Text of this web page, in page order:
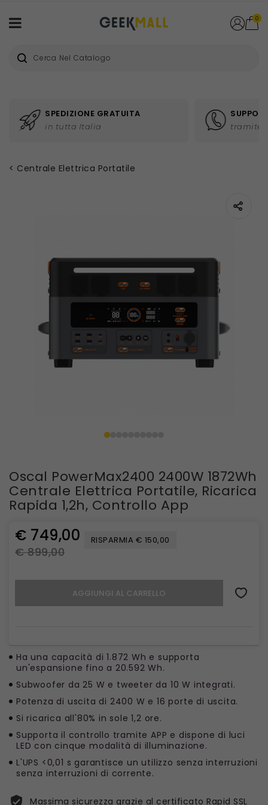
0
SPEDIZIONE GRATUITA
in tutta Italia tramite
Centrale Elettrica Portatile
Oscal PowerMax2400 2400W 1872Wh
Centrale Elettrica Portatile, Ricarica
Rapida 1,2h, Controllo App
€ 749,00
€ 899,00
RISPARMIA € 150,00
AGGIUNGI AL CARRELLO
Ha una capacità di 1.872 Wh e supporta
un'espansione fino a 20.592 Wh.
Subwoofer da 25 W e tweeter da 10 W integrati.
Potenza di uscita di 2400 W e 16 porte di uscita.
Si ricarica all'80% in sole 1,2 ore.
Supporta il controllo tramite APP e dispone di luci
LED con cinque modalità di illuminazione.
L'UPS <0,01 s garantisce un utilizzo senza interruzioni
senza interruzioni di corrente.
Massima sicurezza grazie al certificato Rapid SSL